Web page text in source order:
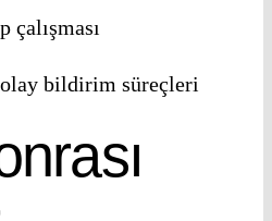
bildirim süreçleri